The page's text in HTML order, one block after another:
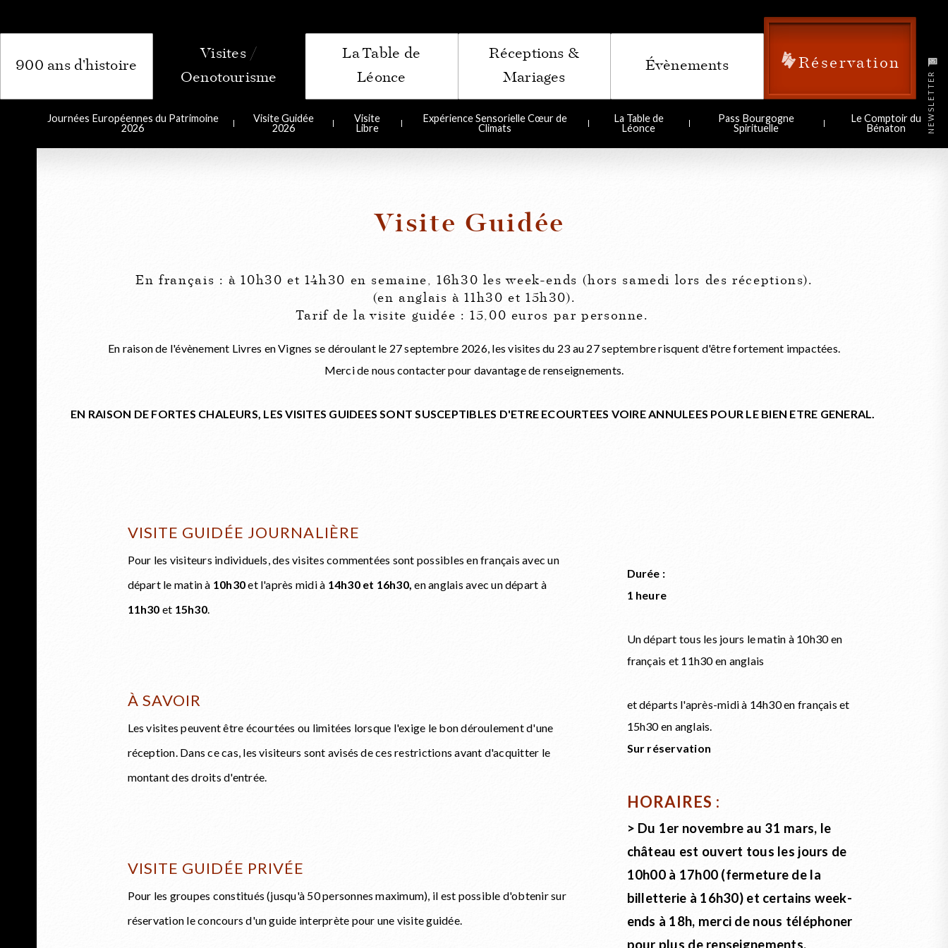
NEWSLETTER
900 ans d'histoire
La Table de
Léonce
Réceptions &
Mariages
Évènements Réservation
Journées Européennes du Patrimoine
2026
Visite Guidée
2026
Visite
Libre
Expérience Sensorielle Cœur de
Climats
La Table de
Léonce
Pass Bourgogne
Spirituelle
Le Comptoir du
Bénaton
Visite Guidée
En français : à 10h30 et 14h30 en semaine, 16h30 les week-ends (hors samedi lors des réceptions).
(en anglais à 11h30 et 15h30).
Tarif de la visite guidée : 15,00 euros par personne.
En raison de l'évènement Livres en Vignes se déroulant le 27 septembre 2026, les visites du 23 au 27 septembre risquent d'être fortement impactées.
Merci de nous contacter pour davantage de renseignements.
EN RAISON DE FORTES CHALEURS, LES VISITES GUIDEES SONT SUSCEPTIBLES D'ETRE ECOURTEES VOIRE ANNULEES POUR LE BIEN ETRE GENERAL.
VISITE GUIDÉE JOURNALIÈRE
Pour les visiteurs individuels, des visites commentées sont possibles en français avec un
départ le matin à 10h30et l'après midi à 14h30 et 16h30,en anglais avec un départ à
11h30 et 15h30.
À SAVOIR
Les visites peuvent être écourtées ou limitées lorsque l'exige le bon déroulement d'une
réception. Dans ce cas, les visiteurs sont avisés de ces restrictions avant d'acquitter le
montant des droits d'entrée.
VISITE GUIDÉE PRIVÉE
Pour les groupes constitués (jusqu'à 50 personnes maximum), il est possible d'obtenir sur
réservation le concours d'un guide interprète pour une visite guidée.
Durée :
1 heure
Un départ tous les jours le matin à 10h30 en
français et 11h30 en anglais
et départs l'après-midi à 14h30 en français et
15h30 en anglais.
Sur réservation
HORAIRES :
> Du 1er novembre au 31 mars, le
château est ouvert tous les jours de
10h00 à 17h00 (fermeture de la
billetterie à 16h30) et certains week-
ends à 18h, merci de nous téléphoner
pour plus de renseignements.